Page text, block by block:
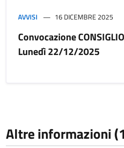
AVVISI 16 DICEMBRE 2025
Convocazione
Lunedì 22/12/2025
Altre informazioni